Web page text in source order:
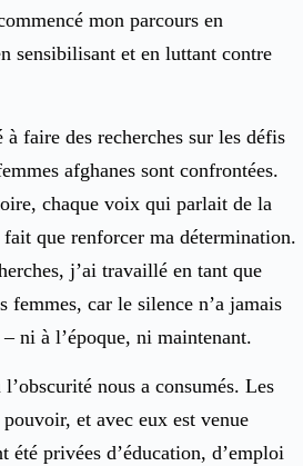
mon parcours en
sensibilisant et en luttant contre
faire des recherches sur les défis
afghanes sont confrontées.
chaque voix qui parlait de la
fait que renforcer ma détermination.
j’ai travaillé en tant que
femmes, car le silence n’a jamais
ni à l’époque, ni maintenant.
nous a consumés. Les
et avec eux est venue
été privées d’éducation, d’emploi